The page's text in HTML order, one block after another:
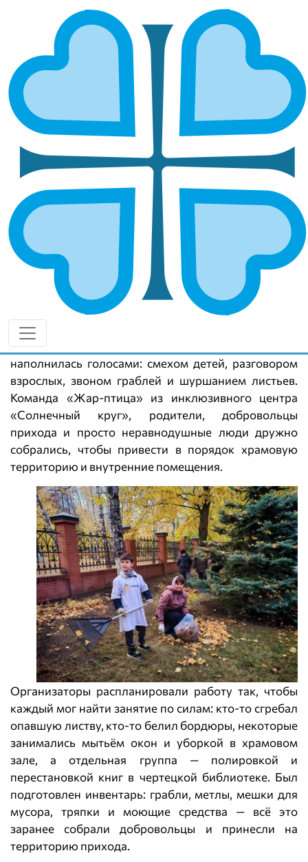
ТЕПЛО ЗАБОТЫ И РАДОСТЬ
СОВМЕСТНОГО ДЕЛА:
ИНКЛЮЗИВНЫЙ СУББОТНИК В
УЛЬЯНОВСКЕ СОБРАЛ СЕРДЦА И
ЛИСТЬЯ
ГЛАВНАЯ
ТЕПЛО ЗАБОТЫ И РАДОСТЬ СОВМЕСТНОГО ДЕЛА:
ИНКЛЮЗИВНЫЙ СУББОТНИК В УЛЬЯНОВСКЕ СОБРАЛ СЕРДЦА И
ЛИСТЬЯ
В Ульяновске прошёл большой инклюзивный
субботник — и это был не просто очередная уборка
территория, а настоящий тёплый праздник заботы.
Территория храме святого пророка Божия Иоанна
Предтечи Ульяновска Симбирский епархии
наполнилась голосами: смехом детей, разговором
взрослых, звоном граблей и шуршанием листьев.
Команда «Жар‑птица» из инклюзивного центра
«Солнечный круг», родители, добровольцы
прихода и просто неравнодушные люди дружно
собрались, чтобы привести в порядок храмовую
территорию и внутренние помещения.
Организаторы распланировали работу так, чтобы
каждый мог найти занятие по силам: кто‑то сгребал
опавшую листву, кто‑то белил бордюры, некоторые
занимались мытьём окон и уборкой в храмовом
зале, а отдельная группа — полировкой и
перестановкой книг в чертецкой библиотеке. Был
подготовлен инвентарь: грабли, метлы, мешки для
мусора, тряпки и моющие средства — всё это
заранее собрали добровольцы и принесли на
территорию прихода.